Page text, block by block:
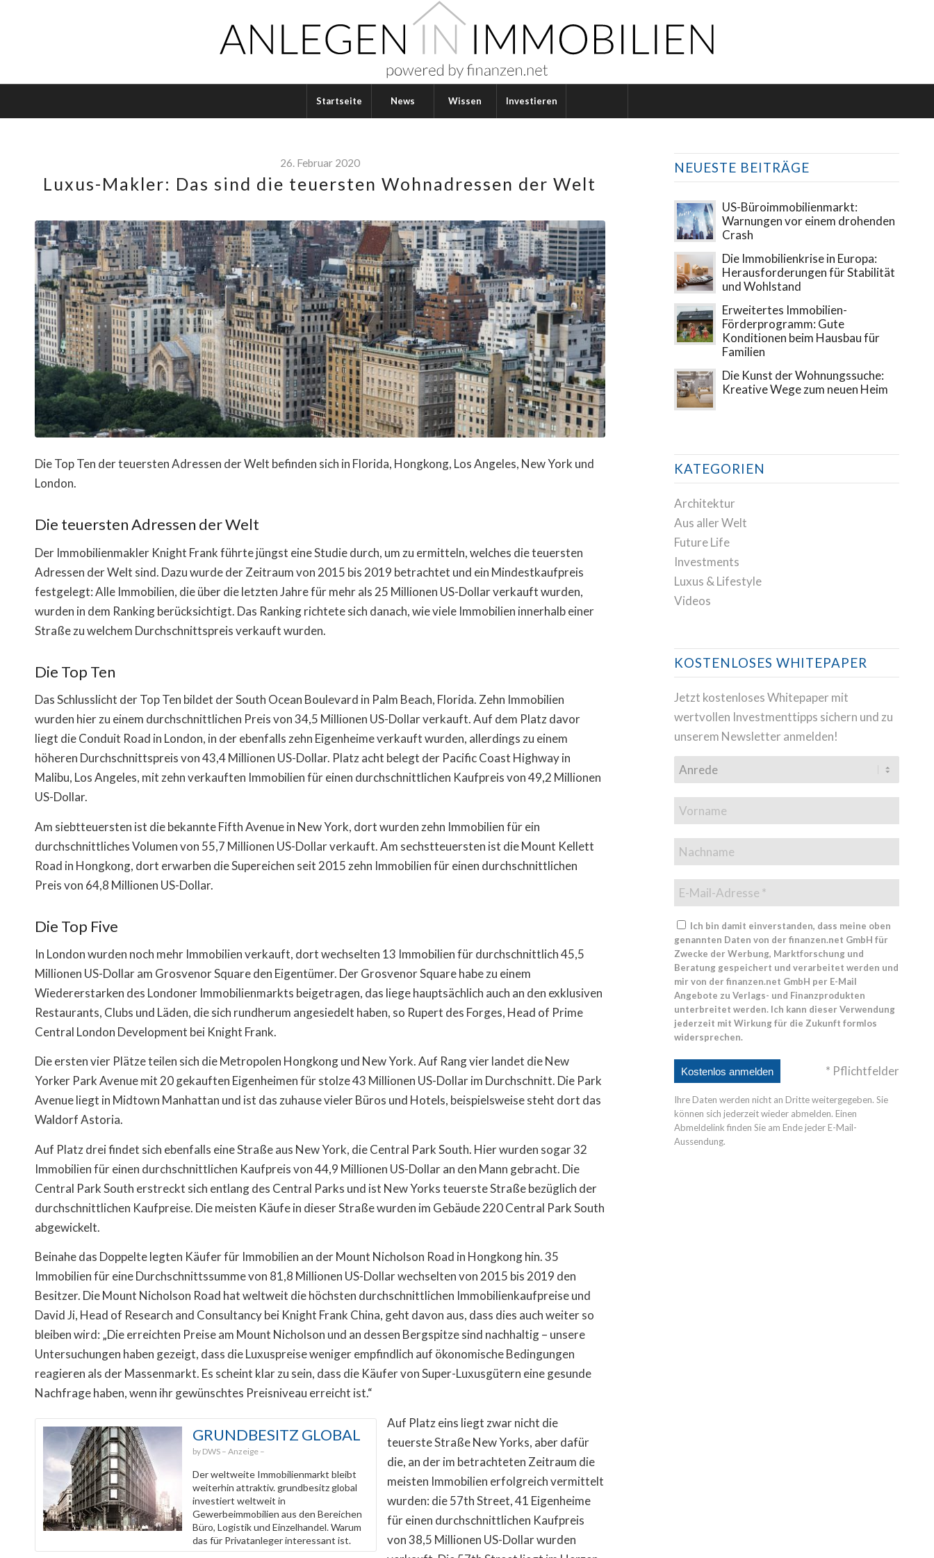
Startseite News Wissen Investieren
26. Februar 2020
Luxus-Makler: Das sind die teuersten Wohnadressen der Welt
Die Top Ten der teuersten Adressen der Welt befinden sich in Florida, Hongkong, Los Angeles, New York und
London.
Die teuersten Adressen der Welt
Der Immobilienmakler Knight Frank führte jüngst eine Studie durch, um zu ermitteln, welches die teuersten
Adressen der Welt sind. Dazu wurde der Zeitraum von 2015 bis 2019 betrachtet und ein Mindestkaufpreis
festgelegt: Alle Immobilien, die über die letzten Jahre für mehr als 25 Millionen US-Dollar verkauft wurden,
wurden in dem Ranking berücksichtigt. Das Ranking richtete sich danach, wie viele Immobilien innerhalb einer
Straße zu welchem Durchschnittspreis verkauft wurden.
Die Top Ten
Das Schlusslicht der Top Ten bildet der South Ocean Boulevard in Palm Beach, Florida. Zehn Immobilien
wurden hier zu einem durchschnittlichen Preis von 34,5 Millionen US-Dollar verkauft. Auf dem Platz davor
liegt die Conduit Road in London, in der ebenfalls zehn Eigenheime verkauft wurden, allerdings zu einem
höheren Durchschnittspreis von 43,4 Millionen US-Dollar. Platz acht belegt der Pacific Coast Highway in
Malibu, Los Angeles, mit zehn verkauften Immobilien für einen durchschnittlichen Kaufpreis von 49,2 Millionen
US-Dollar.
Am siebtteuersten ist die bekannte Fifth Avenue in New York, dort wurden zehn Immobilien für ein
durchschnittliches Volumen von 55,7 Millionen US-Dollar verkauft. Am sechstteuersten ist die Mount Kellett
Road in Hongkong, dort erwarben die Supereichen seit 2015 zehn Immobilien für einen durchschnittlichen
Preis von 64,8 Millionen US-Dollar.
Die Top Five
In London wurden noch mehr Immobilien verkauft, dort wechselten 13 Immobilien für durchschnittlich 45,5
Millionen US-Dollar am Grosvenor Square den Eigentümer. Der Grosvenor Square habe zu einem
Wiedererstarken des Londoner Immobilienmarkts beigetragen, das liege hauptsächlich auch an den exklusiven
Restaurants, Clubs und Läden, die sich rundherum angesiedelt haben, so Rupert des Forges, Head of Prime
Central London Development bei Knight Frank.
Die ersten vier Plätze teilen sich die Metropolen Hongkong und New York. Auf Rang vier landet die New
Yorker Park Avenue mit 20 gekauften Eigenheimen für stolze 43 Millionen US-Dollar im Durchschnitt. Die Park
Avenue liegt in Midtown Manhattan und ist das zuhause vieler Büros und Hotels, beispielsweise steht dort das
Waldorf Astoria.
Auf Platz drei findet sich ebenfalls eine Straße aus New York, die Central Park South. Hier wurden sogar 32
Immobilien für einen durchschnittlichen Kaufpreis von 44,9 Millionen US-Dollar an den Mann gebracht. Die
Central Park South erstreckt sich entlang des Central Parks und ist New Yorks teuerste Straße bezüglich der
durchschnittlichen Kaufpreise. Die meisten Käufe in dieser Straße wurden im Gebäude 220 Central Park South
abgewickelt.
Beinahe das Doppelte legten Käufer für Immobilien an der Mount Nicholson Road in Hongkong hin. 35
Immobilien für eine Durchschnittssumme von 81,8 Millionen US-Dollar wechselten von 2015 bis 2019 den
Besitzer. Die Mount Nicholson Road hat weltweit die höchsten durchschnittlichen Immobilienkaufpreise und
David Ji, Head of Research and Consultancy bei Knight Frank China, geht davon aus, dass dies auch weiter so
bleiben wird: „Die erreichten Preise am Mount Nicholson und an dessen Bergspitze sind nachhaltig – unsere
Untersuchungen haben gezeigt, dass die Luxuspreise weniger empfindlich auf ökonomische Bedingungen
reagieren als der Massenmarkt. Es scheint klar zu sein, dass die Käufer von Super-Luxusgütern eine gesunde
Nachfrage haben, wenn ihr gewünschtes Preisniveau erreicht ist.“
GRUNDBESITZ GLOBAL
DWS
Der weltweite Immobilienmarkt bleibt
weiterhin attraktiv. grundbesitz global
investiert weltweit in
Gewerbeimmobilien aus den Bereichen
Büro, Logistik und Einzelhandel. Warum
das für Privatanleger interessant ist.
Auf Platz eins liegt zwar nicht die
teuerste Straße New Yorks, aber dafür
die, an der im betrachteten Zeitraum die
meisten Immobilien erfolgreich vermittelt
wurden: die 57th Street, 41 Eigenheime
für einen durchschnittlichen Kaufpreis
von 38,5 Millionen US-Dollar wurden
NEUESTE BEITRÄGE
US-Büroimmobilienmarkt:
Warnungen vor einem drohenden
Crash
Die Immobilienkrise in Europa:
Herausforderungen für Stabilität
und Wohlstand
Erweitertes Immobilien-
Förderprogramm: Gute
Konditionen beim Hausbau für
Familien
Die Kunst der Wohnungssuche:
Kreative Wege zum neuen Heim
KATEGORIEN
Architektur
Aus aller Welt
Future Life
Investments
Luxus & Lifestyle
Videos
KOSTENLOSES WHITEPAPER
Jetzt kostenloses Whitepaper mit
wertvollen Investmenttipps sichern und zu
unserem Newsletter anmelden!
Ich bin damit einverstanden, dass meine oben
genannten Daten von der finanzen.net GmbH für
Zwecke der Werbung, Marktforschung und
Beratung gespeichert und verarbeitet werden und
mir von der finanzen.net GmbH per E-Mail
Angebote zu Verlags- und Finanzprodukten
unterbreitet werden. Ich kann dieser Verwendung
jederzeit mit Wirkung für die Zukunft formlos
widersprechen.
* Pflichtfelder
Ihre Daten werden nicht an Dritte weitergegeben. Sie
können sich jederzeit wieder abmelden. Einen
Abmeldelink finden Sie am Ende jeder E-Mail-
Aussendung.